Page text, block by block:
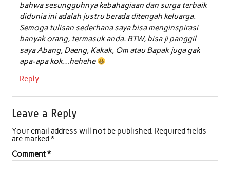
bahwa sesungguhnya kebahagiaan dan surga terbaik
didunia ini adalah justru berada ditengah keluarga.
Semoga tulisan sederhana saya bisa menginspirasi
banyak orang, termasuk anda. BTW, bisa ji panggil
saya Abang, Daeng, Kakak, Om atau Bapak juga gak
apa-apa kok…hehehe
Reply
Leave a Reply
Your email address will not be published. Required fields
are marked*
Comment*